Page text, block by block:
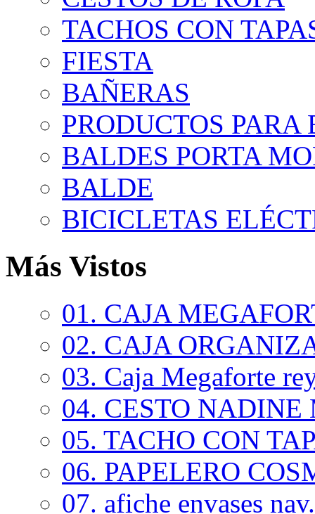
TACHOS CON
FIESTA
BAÑERAS
PRODUCTOS PARA
BALDES PORTA
BALDE
BICICLETAS
Más Vistos
01. CAJA
02. CAJA
03. Caja Megaforte
04. CESTO NADINE
05. TACHO CON
06. PAPELERO
07. afiche envases